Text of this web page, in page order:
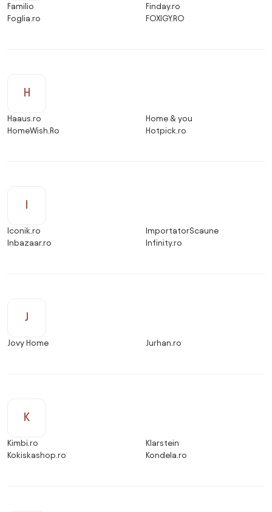
Familio
Finday.ro
Foglia.ro
FOXIGY.RO
H
Haaus.ro
Home & you
HomeWish.Ro
Hotpick.ro
I
Iconik.ro
ImportatorScaune
Inbazaar.ro
Infinity.ro
J
Jovy Home Jurhan.ro
K
Kimbi.ro
Klarstein
Kokiskashop.ro
Kondela.ro